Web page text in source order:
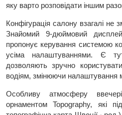
яку варто розповідати іншим
Конфігурація салону взагалі не
Знайомий 9-дюймовий
пропонує керування системою
усіма налаштуваннями. Є
дозволяють зручно
водіям, змінюючи
Особливу атмосферу
орнаментом Topography, які